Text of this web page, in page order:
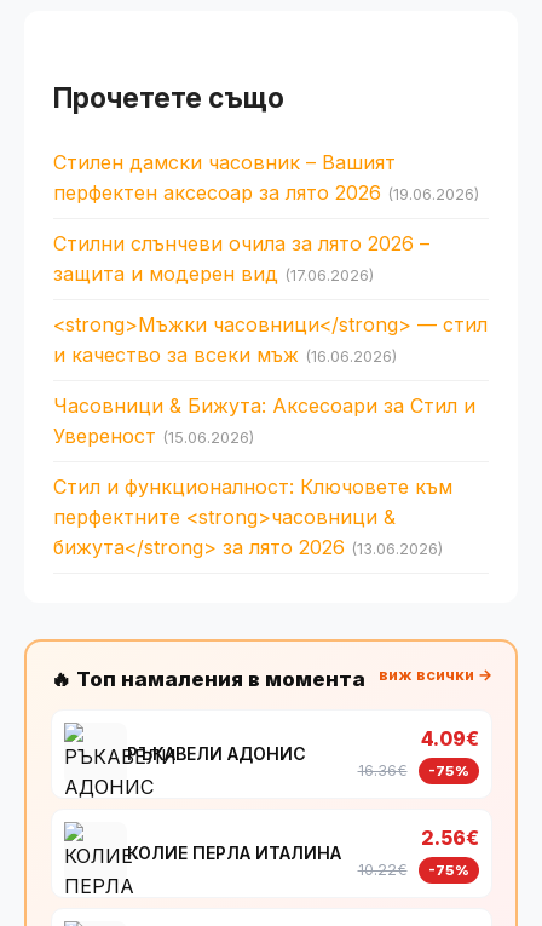
Прочетете също
Стилен дамски часовник – Вашият
перфектен аксесоар за лято 2026 (19.06.2026)
Стилни слънчеви очила за лято 2026 –
защита и модерен вид (17.06.2026)
<strong>Мъжки часовници</strong> — стил
и качество за всеки мъж (16.06.2026)
Часовници & Бижута: Аксесоари за Стил и
Увереност (15.06.2026)
Стил и функционалност: Ключовете към
перфектните <strong>часовници &
бижута</strong> за лято 2026 (13.06.2026)
🔥 Топ намаления в момента виж всички →
РЪКАВЕЛИ АДОНИС
4.09€
16.36€ -75%
КОЛИЕ ПЕРЛА ИТАЛИНА
2.56€
10.22€ -75%